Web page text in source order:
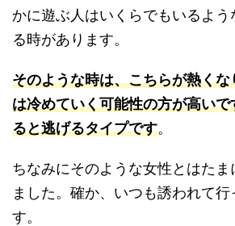
かに遊ぶ人はいくらでもいるよ
る時があります。
そのような時は、こちらが熱く
は冷めていく可能性の方が高い
ると逃げるタイプです。
ちなみにそのような女性とはたま
ました。確か、いつも誘われて行
す。